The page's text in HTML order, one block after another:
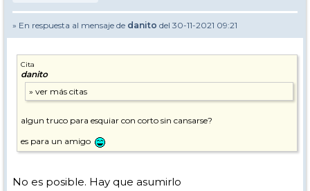
» En respuesta al mensaje de danito del 30-11-2021 09:21
Cita
danito
algun truco para esquiar con corto sin cansarse?
es para un amigo
No es posible. Hay que asumirlo